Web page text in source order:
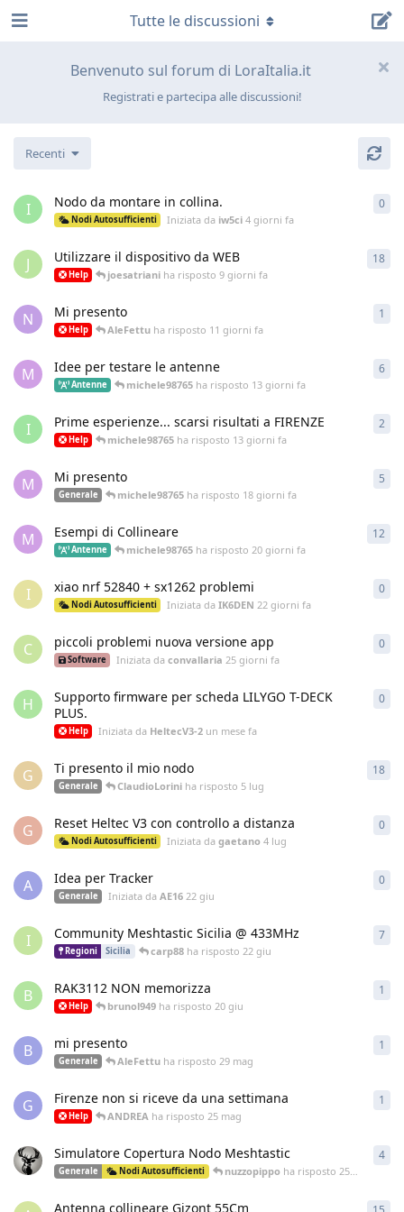
Benvenuto sul forum di LoraItalia.it
Registrati e partecipa alle discussioni!
Tutte le discussioni
Recenti
I Nodo da montare in collina.
Nodi Autosufficienti Iniziata da iw5ci 4 giorni fa
0
J Utilizzare il dispositivo da WEB
Help joesatriani ha risposto9 giorni fa
18
N Mi presento
Help AleFettu ha risposto 11 giorni fa
1
M Idee per testare le antenne
Antenne michele98765 ha risposto 13 giorni fa
6
I Prime esperienze... scarsi risultati a FIRENZE
Help michele98765 ha risposto 13 giorni fa
2
M Mi presento
Generale michele98765 ha risposto 18 giorni fa
5
M Esempi di Collineare
Antenne michele98765 ha risposto20 giorni fa
12
I xiao nrf 52840 + sx1262 problemi
Nodi Autosufficienti Iniziata daIK6DEN 22 giorni fa
0
C piccoli problemi nuova versione app
Software Iniziata daconvallaria 25 giorni fa
0
H
Supporto firmware per scheda LILYGO T-DECK
PLUS.
Help Iniziata da HeltecV3-2 un mese fa
0
G Ti presento il mio nodo
Generale ClaudioLorini ha risposto 5 lug
18
G Reset Heltec V3 con controllo a distanza
Nodi Autosufficienti Iniziata dagaetano 4 lug
0
A Idea per Tracker
Generale Iniziata daAE16 22 giu
0
I Community Meshtastic Sicilia @ 433MHz
Regioni Sicilia carp88ha risposto 22 giu
7
B RAK3112 NON memorizza
Help brunol949 ha risposto20 giu
1
B mi presento
Generale AleFettu ha risposto29 mag
1
G Firenze non si riceve da una settimana
Help ANDREA ha risposto25 mag
1
Simulatore Copertura Nodo Meshtastic
Generale Nodi Autosufficienti nuzzopippo ha risposto 25 mag
4
Antenna collineare Gizont 55Cm